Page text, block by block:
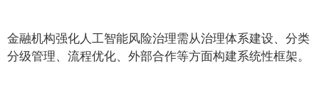
金融机构强化人工智能风险治理需从治理体系建设、分类
分级管理、流程优化、外部合作等方面构建系统性框架。